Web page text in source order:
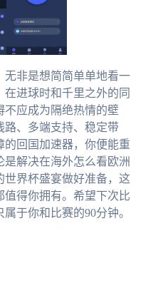
无非是想简简单单地看一
进球时和千里之外的同
不应成为隔绝热情的壁
路、多端支持、稳定带
的回国加速器，你便能重
解决在海外怎么看欧洲
界杯盛宴做好准备，这
得你拥有。希望下次比
于你和比赛的90分钟。